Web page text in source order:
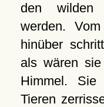
den wilden
werden.
hinüber
als wären
Himmel.
Tieren